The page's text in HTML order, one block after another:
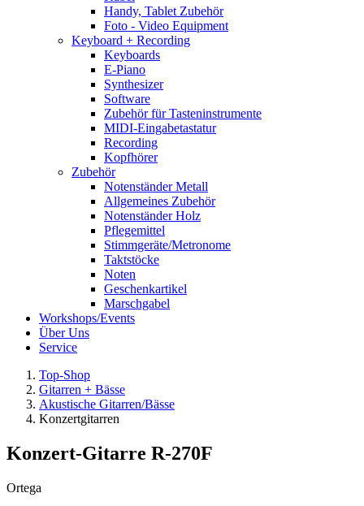
Handy, Tablet Zubehör
Foto - Video Equipment
Keyboard + Recording
Keyboards
E-Piano
Synthesizer
Software
Zubehör für Tasteninstrumente
MIDI-Eingabetastatur
Recording
Kopfhörer
Zubehör
Notenständer Metall
Allgemeines Zubehör
Notenständer Holz
Pflegemittel
Stimmgeräte/Metronome
Taktstöcke
Noten
Geschenkartikel
Marschgabel
Workshops/Events
Über Uns
Service
Top-Shop
Gitarren + Bässe
Akustische Gitarren/Bässe
Konzertgitarren
Konzert-Gitarre R-270F
Ortega